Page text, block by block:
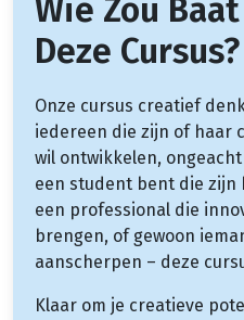
Wie Zou
Deze Cursus?
Onze cursus creatief
iedereen die zijn of haar
wil ontwikkelen,
een student bent die zijn
een professional die
brengen, of gewoon
aanscherpen – deze
Klaar om je creatieve